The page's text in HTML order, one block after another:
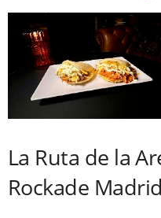
La Ruta de la
Rockade Madrid